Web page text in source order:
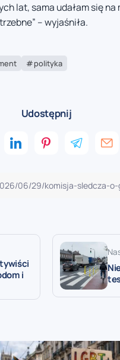
lat, sama udałam się
– wyjaśniła.
polityka
Udostępnij
i